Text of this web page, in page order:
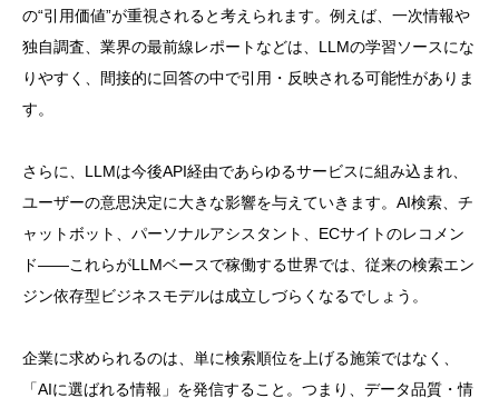
の“引用価値”が重視されると考えられます。例えば、一次情報や
独自調査、業界の最前線レポートなどは、LLMの学習ソースにな
りやすく、間接的に回答の中で引用・反映される可能性がありま
す。
さらに、LLMは今後API経由であらゆるサービスに組み込まれ、
ユーザーの意思決定に大きな影響を与えていきます。AI検索、チ
ャットボット、パーソナルアシスタント、ECサイトのレコメン
ド——これらがLLMベースで稼働する世界では、従来の検索エン
ジン依存型ビジネスモデルは成立しづらくなるでしょう。
企業に求められるのは、単に検索順位を上げる施策ではなく、
「AIに選ばれる情報」を発信すること。つまり、データ品質・情